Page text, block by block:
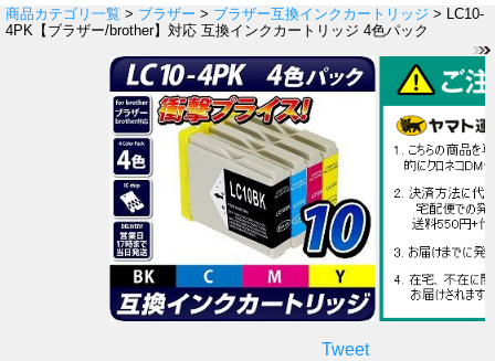
商品カテゴリ一覧 > ブラザー > ブラザー互換インクカートリッジ > LC10-
4PK【ブラザー/brother】対応 互換インクカートリッジ 4色パック
Tweet